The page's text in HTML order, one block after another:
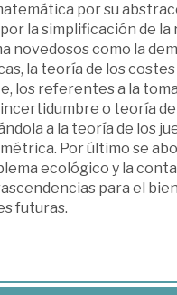
por su
la simplificación de la
novedosos como la
la teoría de los
los referentes a la
o teoría de
a la teoría de los
Por último se
ecológico y la
para el
futuras.